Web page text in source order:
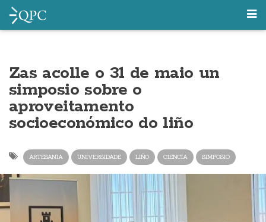
Zas acolle o 31 de maio un
simposio sobre o
aproveitamento
socioeconómico do liño
ARTESANIA UNIVERSIDADE LIÑO CIENCIA SIMPOSIO